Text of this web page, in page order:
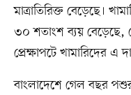
মাত্রাতিরিক্ত বেড়েছে।
৩০ শতাংশ ব্যয় বেড়েছে,
প্রেক্ষাপটে খামারিদের এ
বাংলাদেশে গেল বছর